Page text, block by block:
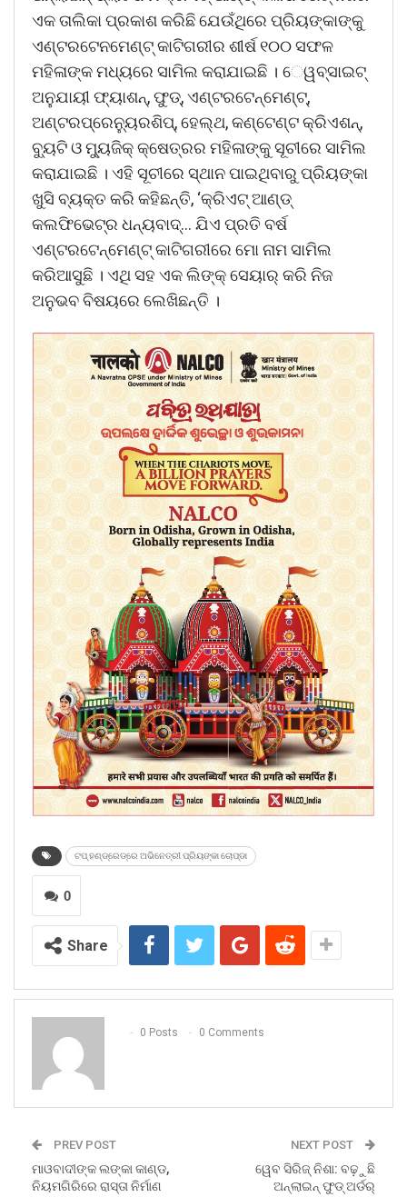
ଏକ ତାଲିକା ପ୍ରକାଶ କରିଛି ଯେଉଁଥିରେ ପ୍ରିୟଙ୍କାଙ୍କୁ
ଏଣ୍ଟରଟେନମେଣ୍ଟ୍‌ କାଟିଗରୀର ଶୀର୍ଷ ୧୦୦ ସଫଳ
ମହିଳାଙ୍କ ମଧ୍ୟରେ ସାମିଲ କରାଯାଇଛି । େୱବ୍‌ସାଇଟ୍‌
ଅନୁଯାୟୀ ଫ୍ୟାଶନ୍‌, ଫୁଡ୍‌, ଏଣ୍ଟରଟେନ୍‌ମେଣ୍ଟ୍‌,
ଅଣ୍ଟରପ୍ରେନୁ୍ୟରଶିପ୍‌, ହେଲ୍‌ଥ, କଣ୍ଟେଣ୍ଟ କ୍ରିଏଶନ୍‌,
ବୁ୍ୟଟି ଓ ମୁ୍ୟଜିକ୍‌ କ୍ଷେତ୍ରର ମହିଳାଙ୍କୁ ସୂଚୀରେ ସାମିଲ
କରାଯାଇଛି । ଏହି ସୂଚୀରେ ସ୍ଥାନ ପାଇଥିବାରୁ ପ୍ରିୟଙ୍କା
ଖୁସି ବ୍ୟକ୍ତ କରି କହିଛନ୍ତି, ‘କ୍ରିଏଟ୍‌ ଆଣ୍ଡ୍‌
କଲଫିଭେଟ୍‌ର ଧନ୍ୟବାଦ୍‌… ଯିଏ ପ୍ରତି ବର୍ଷ
ଏଣ୍ଟରଟେନ୍‌ମେଣ୍ଟ୍‌ କାଟିଗରୀରେ ମୋ ନାମ ସାମିଲ
କରିଆସୁଛି । ଏଥି ସହ ଏକ ଲିଙ୍କ୍‌ ସେୟାର୍‌ କରି ନିଜ
ଅନୁଭବ ବିଷୟରେ ଲେଖିଛନ୍ତି ।
ଟପ୍‌ ହଣ୍ଡ୍ରେଡ୍‌ରେ ଅଭିନେତ୍ରୀ ପ୍ରିୟଙ୍କା ଚୋପ୍‌ଡା
0
Share
0 Posts 0 Comments
PREV POST
ମାଓବାଦୀଙ୍କ ଲଙ୍କା କାଣ୍ଡ,
ନିୟମଗିରିରେ ରାସ୍ତା ନିର୍ମାଣ
NEXT POST
ୱେବ ସିରିଜ୍‌ ନିଶା: ବଢ଼ୁଛି
ଅନ୍‌ଲାଇନ୍‌ ଫୁଡ୍‌ ଅର୍ଡର୍‌